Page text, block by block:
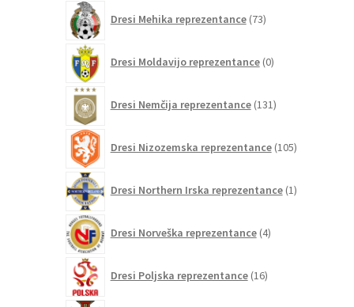
Dresi Mehika reprezentance 73izdelkov
Dresi Moldavijo reprezentance 0izdelkov
Dresi Nemčija reprezentance 131izdelkov
Dresi Nizozemska reprezentance 105izdelkov
Dresi Northern Irska reprezentance 1izdelek
Dresi Norveška reprezentance 4izdelki
Dresi Poljska reprezentance 16izdelkov